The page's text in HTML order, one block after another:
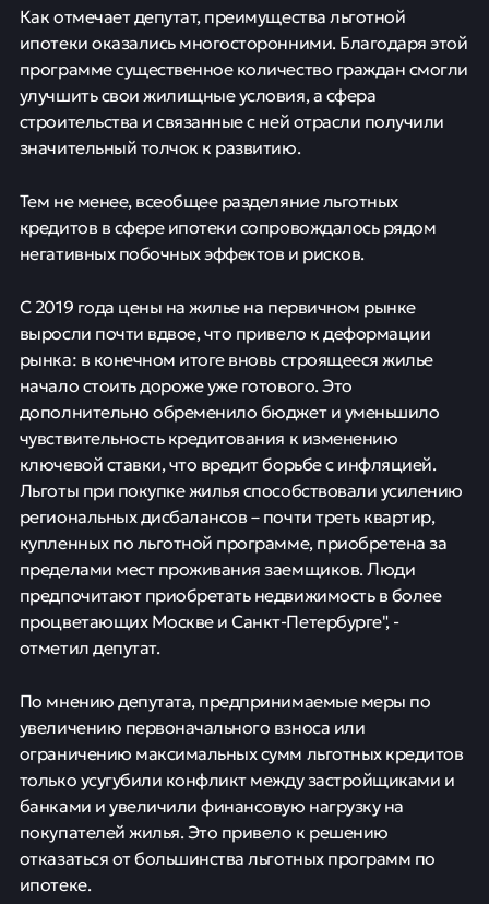
Как отмечает депутат, преимущества льготной
ипотеки оказались многосторонними. Благодаря этой
программе существенное количество граждан смогли
улучшить свои жилищные условия, а сфера
строительства и связанные с ней отрасли получили
значительный толчок к развитию.
Тем не менее, всеобщее разделяние льготных
кредитов в сфере ипотеки сопровождалось рядом
негативных побочных эффектов и рисков.
С 2019 года цены на жилье на первичном рынке
выросли почти вдвое, что привело к деформации
рынка: в конечном итоге вновь строящееся жилье
начало стоить дороже уже готового. Это
дополнительно обременило бюджет и уменьшило
чувствительность кредитования к изменению
ключевой ставки, что вредит борьбе с инфляцией.
Льготы при покупке жилья способствовали усилению
региональных дисбалансов – почти треть квартир,
купленных по льготной программе, приобретена за
пределами мест проживания заемщиков. Люди
предпочитают приобретать недвижимость в более
процветающих Москве и Санкт-Петербурге", -
отметил депутат.
По мнению депутата, предпринимаемые меры по
увеличению первоначального взноса или
ограничению максимальных сумм льготных кредитов
только усугубили конфликт между застройщиками и
банками и увеличили финансовую нагрузку на
покупателей жилья. Это привело к решению
отказаться от большинства льготных программ по
ипотеке.